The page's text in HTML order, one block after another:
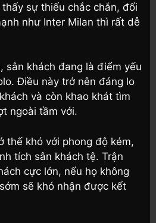
sự thiếu chắc chắn, đối
như Inter Milan thì rất dễ
sân khách đang là điểm yếu
Điều này trở nên đáng lo
và còn khao khát tìm
ngoài tầm với.
thế khó với phong độ kém,
tích sân khách tệ. Trận
cực lớn, nếu họ không
sẽ khó nhận được kết